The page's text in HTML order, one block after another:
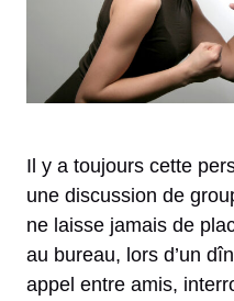
Il y a toujours cette
une discussion de
ne laisse jamais de
au bureau, lors d’un
appel entre amis,